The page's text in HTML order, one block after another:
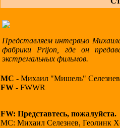
Представляем интервью
фабрики Prijon, где он
экстремальных фильмов.
МС - Михаил "Мишель" Селезнев
FW - FWWR
FW: Представтесь, пожалуйста.
МС: Михаил Селезнев, Геолинк